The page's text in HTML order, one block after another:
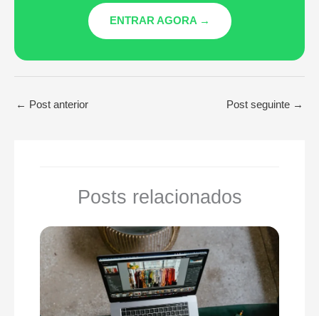
ENTRAR AGORA →
← Post anterior Post seguinte →
Posts relacionados